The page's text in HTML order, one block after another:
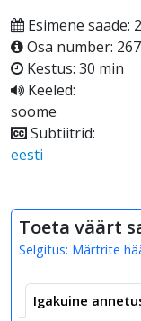
Esimene saade:
Osa number: 267
Kestus: 30 min
Keeled:
soome
Subtiitrid:
eesti
Toeta väärt
Selgitus: Märtrite
Igakuine